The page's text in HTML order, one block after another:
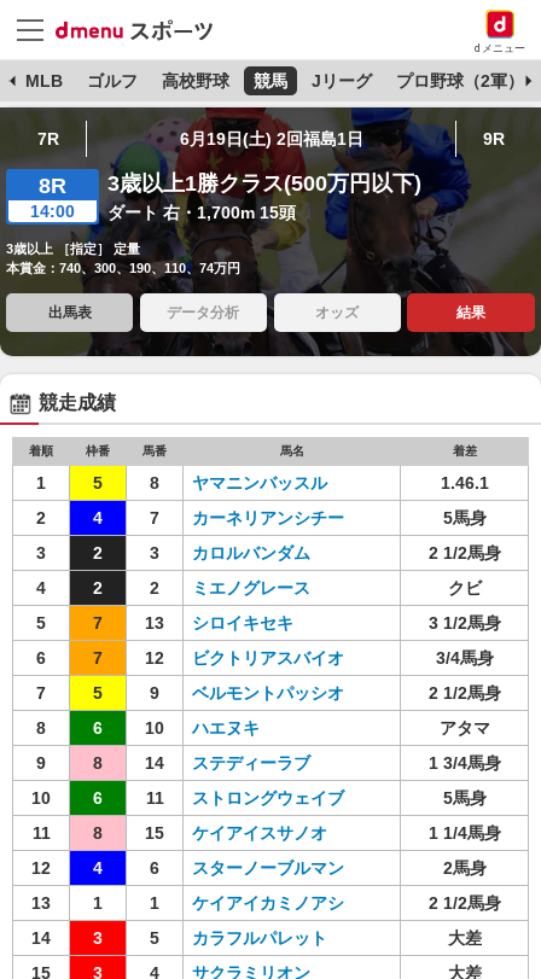
dメニュー
MLB ゴルフ 高校野球 競馬 Jリーグ プロ野球（2軍）
7R 6月19日(土) 2回福島1日 9R
8R
14:00
3歳以上1勝クラス(500万円以下)
ダート 右・1,700m 15頭
3歳以上 ［指定］ 定量
本賞金：740、300、190、110、74万円
出馬表 データ分析 オッズ 結果
競走成績
着順 枠番 馬番 馬名 着差
1 5 8 ヤマニンバッスル
1.46.1
2
4 7 カーネリアンシチー
5馬身
3
2 3 カロルバンダム
2 1/2馬身
4
2 2 ミエノグレース
クビ
5
7 13 シロイキセキ
3 1/2馬身
6
7 12 ビクトリアスバイオ
3/4馬身
7
5 9 ベルモントパッシオ
2 1/2馬身
8
6 10 ハエヌキ
アタマ
9
8 14 ステディーラブ
1 3/4馬身
10
6 11 ストロングウェイブ
5馬身
11
8 15 ケイアイスサノオ
1 1/4馬身
12
4 6 スターノーブルマン
2馬身
13
1 1 ケイアイカミノアシ
2 1/2馬身
14
3 5 カラフルパレット
大差
15
3 4 サクラミリオン 大差